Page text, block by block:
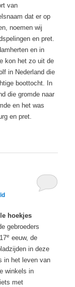
van
dat er op
noemen wij
en pret.
en in
kon het zo uit de
in Nederland die
boottocht. In
die gromde naar
en het was
en pret.
hoekjes
gebroeders
e eeuw, de
in deze
in het leven van
winkels in
met